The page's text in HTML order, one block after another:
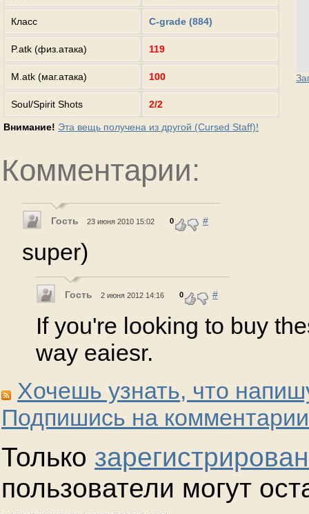
Класс C-grade (884)
P.atk (физ.атака) 119
M.atk (маг.атака) 100
Soul/Spirit Shots 2/2
Внимание! Эта вещь получена из другой (Cursed Staff)!
Комментарии:
Гость 23 июня 2010 15:02 0 #
super)
Гость 2 июня 2012 14:16 0 #
If you're looking to buy
way eaiesr.
Хочешь узнать, что
Подпишись на
Только
пользователи могут